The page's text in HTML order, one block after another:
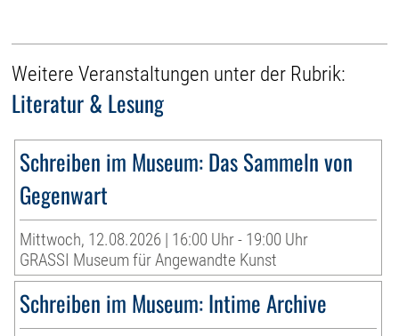
Weitere Veranstaltungen unter der Rubrik:
Literatur & Lesung
Schreiben im Museum: Das Sammeln von
Gegenwart
Mittwoch, 12.08.2026 | 16:00 Uhr - 19:00 Uhr
GRASSI Museum für Angewandte Kunst
Schreiben im Museum: Intime Archive